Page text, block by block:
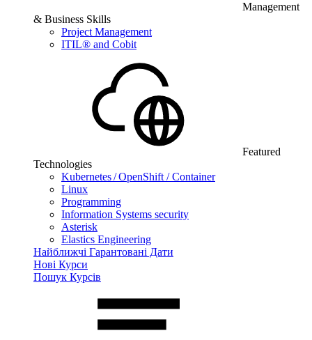
Management
& Business Skills
Project Management
ITIL® and Cobit
Featured
Technologies
Kubernetes / OpenShift / Container
Linux
Programming
Information Systems security
Asterisk
Elastics Engineering
Найближчі Гарантовані Дати
Нові Курси
Пошук Курсів